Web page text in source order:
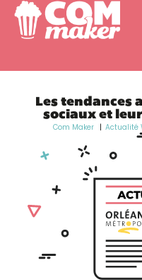
Les tendances
sociaux et
Com Maker Actualité